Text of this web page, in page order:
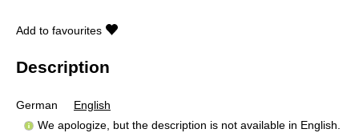
Add to favourites
Description
German
English
We apologize, but the description is not available in English.